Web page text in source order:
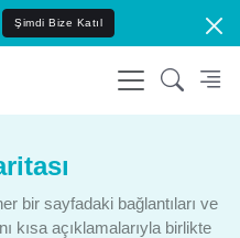
Şimdi Bize Katıl
bir sayfadaki bağlantıları ve
kısa açıklamalarıyla birlikte